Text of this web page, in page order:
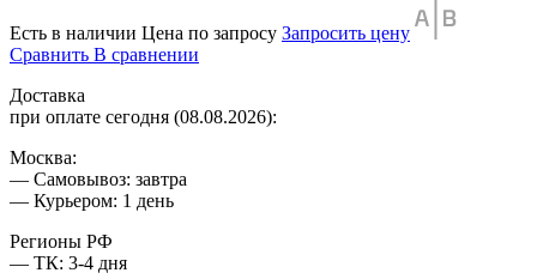
Есть в наличии Цена по запросу Запросить цену
Сравнить В сравнении
Доставка
при оплате сегодня (08.08.2026):
Москва:
— Самовывоз: завтра
— Курьером: 1 день
Регионы РФ
— ТК: 3-4 дня